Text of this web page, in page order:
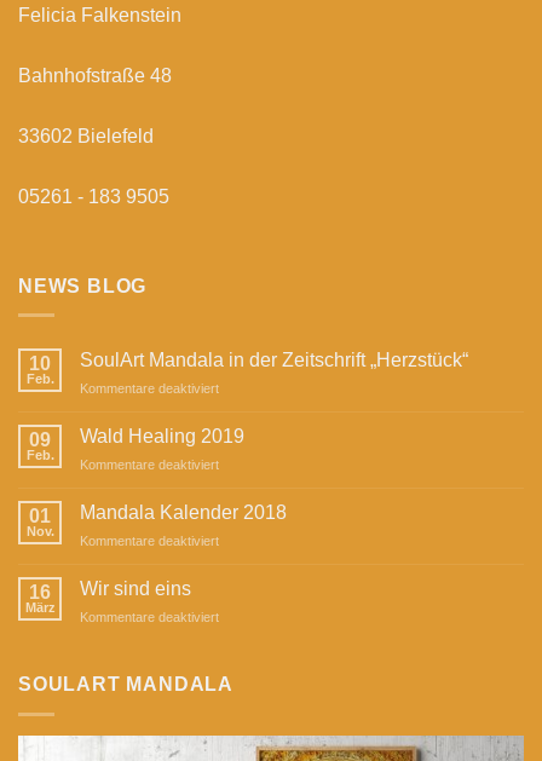
Felicia Falkenstein
Bahnhofstraße 48
33602 Bielefeld
05261 - 183 9505
NEWS BLOG
10
Feb.
SoulArt Mandala in der Zeitschrift „Herzstück“
Kommentare deaktiviertfür
Mandala
der
„Herzstück“
09
Feb.
Wald Healing 2019
Kommentare deaktiviertfür
Healing
01
Nov.
Mandala Kalender 2018
Kommentare deaktiviertfür
16
März
Wir sind eins
Kommentare deaktiviertfür
eins
SOULART MANDALA